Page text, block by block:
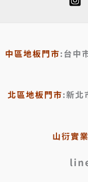
中區地板門市:台中
北區地板門市:新北
山衍實